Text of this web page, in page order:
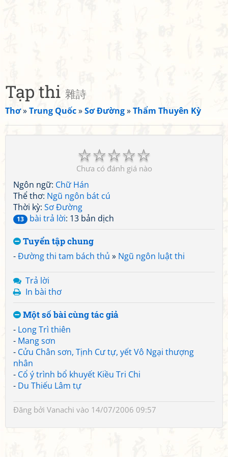
Tạp thi 雜詩
Thơ»Trung Quốc»Sơ Đường»Thẩm Thuyên Kỳ
☆
☆
☆
☆
☆
Chưa có đánh giá nào
Ngôn ngữ: Chữ Hán
Thể thơ: Ngũ ngôn bát cú
Thời kỳ: Sơ Đường
13 bài trả lời: 13 bản dịch
Tuyển tập chung
-Đường thi tam bách thủ » Ngũ ngôn luật thi
Trả lời
In bài thơ
Một số bài cùng tác giả
- Long Trì thiên
- Mang sơn
- Cửu Chân sơn, Tịnh Cư tự, yết Vô Ngại thượng
nhân
- Cổ ý trình bổ khuyết Kiều Tri Chi
- Du Thiếu Lâm tự
Đăng bởi Vanachi vào 14/07/2006 09:57